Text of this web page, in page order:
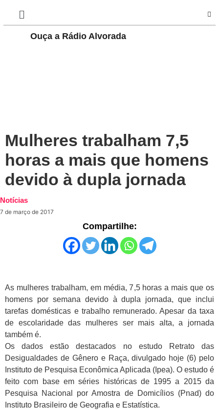
Ouça a Rádio Alvorada
Mulheres trabalham 7,5
horas a mais que homens
devido à dupla jornada
Notícias
7 de março de 2017
Compartilhe:
As mulheres trabalham, em média, 7,5 horas a mais que os
homens por semana devido à dupla jornada, que inclui
tarefas domésticas e trabalho remunerado. Apesar da taxa
de escolaridade das mulheres ser mais alta, a jornada
também é.
Os dados estão destacados no estudo Retrato das
Desigualdades de Gênero e Raça, divulgado hoje (6) pelo
Instituto de Pesquisa Econômica Aplicada (Ipea). O estudo é
feito com base em séries históricas de 1995 a 2015 da
Pesquisa Nacional por Amostra de Domicílios (Pnad) do
Instituto Brasileiro de Geografia e Estatística.